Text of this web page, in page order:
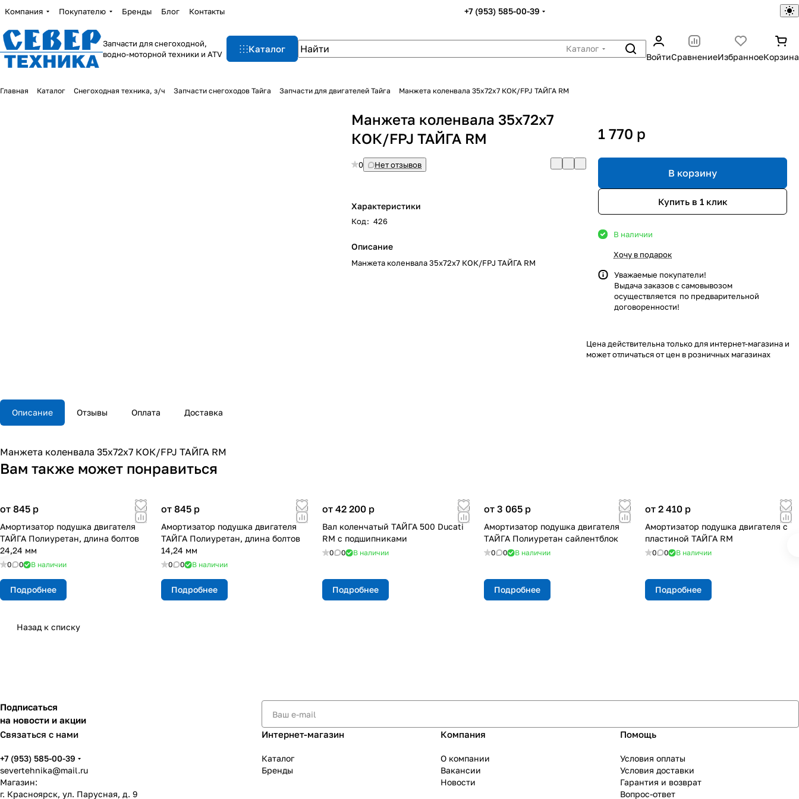
Компания Покупателю Бренды Блог Контакты +7 (953) 585-00-39
Запчасти для снегоходной,
водно-моторной техники и ATV
Каталог
Каталог
ВойтиСравнениеИзбранноеКорзина
Главная Каталог Снегоходная техника, з/ч Запчасти снегоходов Тайга Запчасти для двигателей Тайга Манжета коленвала 35х72х7 КОК/FPJ ТАЙГА RM
Манжета коленвала 35х72х7
КОК/FPJ ТАЙГА RM
0 Нет отзывов
Характеристики
Код: 426
Описание
Манжета коленвала 35х72х7 КОК/FPJ ТАЙГА RM
1 770 p
В корзину
Купить в 1 клик
В наличии
Хочу в подарок
Уважаемые покупатели!
Выдача заказов с самовывозом
осуществляется по предварительной
договоренности!
Цена действительна только для интернет-магазина и
может отличаться от цен в розничных магазинах
Описание Отзывы Оплата Доставка
Манжета коленвала 35х72х7 КОК/FPJ ТАЙГА RM
Вам также может понравиться
от 845 p
Амортизатор подушка двигателя
ТАЙГА Полиуретан, длина болтов
24,24 мм
0 0 В наличии
Подробнее
от 845 p
Амортизатор подушка двигателя
ТАЙГА Полиуретан, длина болтов
14,24 мм
0 0 В наличии
Подробнее
от 42 200 p
Вал коленчатый ТАЙГА 500 Ducati
RM с подшипниками
0 0 В наличии
Подробнее
от 3 065 p
Амортизатор подушка двигателя
ТАЙГА Полиуретан сайлентблок
0 0 В наличии
Подробнее
от 2 410 p
Амортизатор подушка двигателя с
пластиной ТАЙГА RM
0 0 В наличии
Подробнее
Назад к списку
Подписаться
на новости и акции
Связаться с нами
+7 (953) 585-00-39
severtehnika@mail.ru
Магазин:
г. Красноярск, ул. Парусная, д. 9
Интернет-магазин
Каталог
Бренды
Компания
О компании
Вакансии
Новости
Помощь
Условия оплаты
Условия доставки
Гарантия и возврат
Вопрос-ответ